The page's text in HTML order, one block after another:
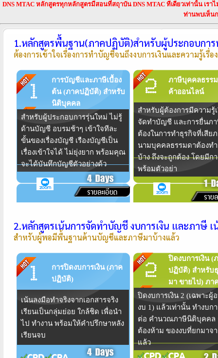
DNS MTAC หลักสูตรทุกหลักสูตรมีสอนที่สถุาบัน DNS MTAC ทีเดียวเท่านั้น เ
ท่านพบเห็น
1.หลักสูตรพื้นฐาน(ภาคปฏิบัติ)สำหรับผู้ประกอบกา
ต้องการเข้าใจเรื่องการทำบัญชีจนถึงงบการเงินและความรู้เ
การบัญชีและภาษีเบื้อง
ต้น (ภาคปฏิบัติ) สำหรับ
นิติบุคคล
สำหรับผู้ประกอบการรุ่นใหม่ ไม่รู้
ด้านบัญชี อบรมช้าๆ เข้าใจทีละ
ขั้นของเรื่องบัญชี เรืองบัญชีเป็น
เรื่องเข้าใจได้ ไม่ยุ่งยาก พร้อมคุณ
จะได้บันทึกบัญชีตัวอย่างด้ว
ภาษีบุคคลธรร
ค้าออนไลน์
สำหรับผู้ต้องการมีความรู้
จัดทำบัญชี และการยื่นภ
ต้องในการทำธุรกิจที่เสีย
นามบุคคลธรรมดาต้องทำ
บ้าง ถึงจะถูกต้อง โดยมีก
พร้อมตัวอย่า
2.หลักสูตรเน้นการจัดทำบัญชี งบการเงิน และภาษี
สำหรับผู้พอมีพื้นฐานด้านบัญชีและภาษีมาบ้างแล้ว
การปิดงบการเงิน (ภาค
ปฏิบัติ)
เน้นลงมือทำจริงจากเอกสารจริง
เรียนเป็นกลุ่มย่อย ใกล้ชิด เพื่อนำ
ไป ทำงาน พร้อมให้คำปรึกษาหลัง
เรียนจบ
ปิดงบการเงิน (
ปฏิบัติ) สำหรับ
มา ขายไป) ภา
ปิดงบการเงิน 2 (เฉพาะผู้
งบ 1) แล้วเท่านั้น ทำงบก
ต่อ คำนวณภาษีนิติบุคคล
ต้องห้าม ของงบที่ยกมาจ
แล้ว